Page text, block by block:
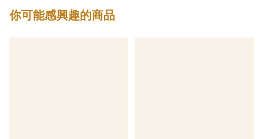
你可能感興趣的商品